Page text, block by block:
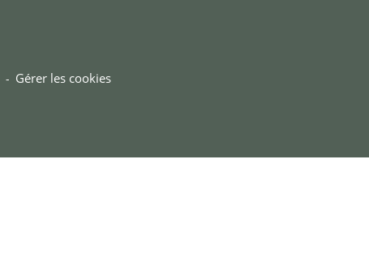
Gérer les cookies